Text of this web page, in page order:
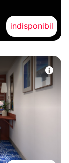
indisponibil